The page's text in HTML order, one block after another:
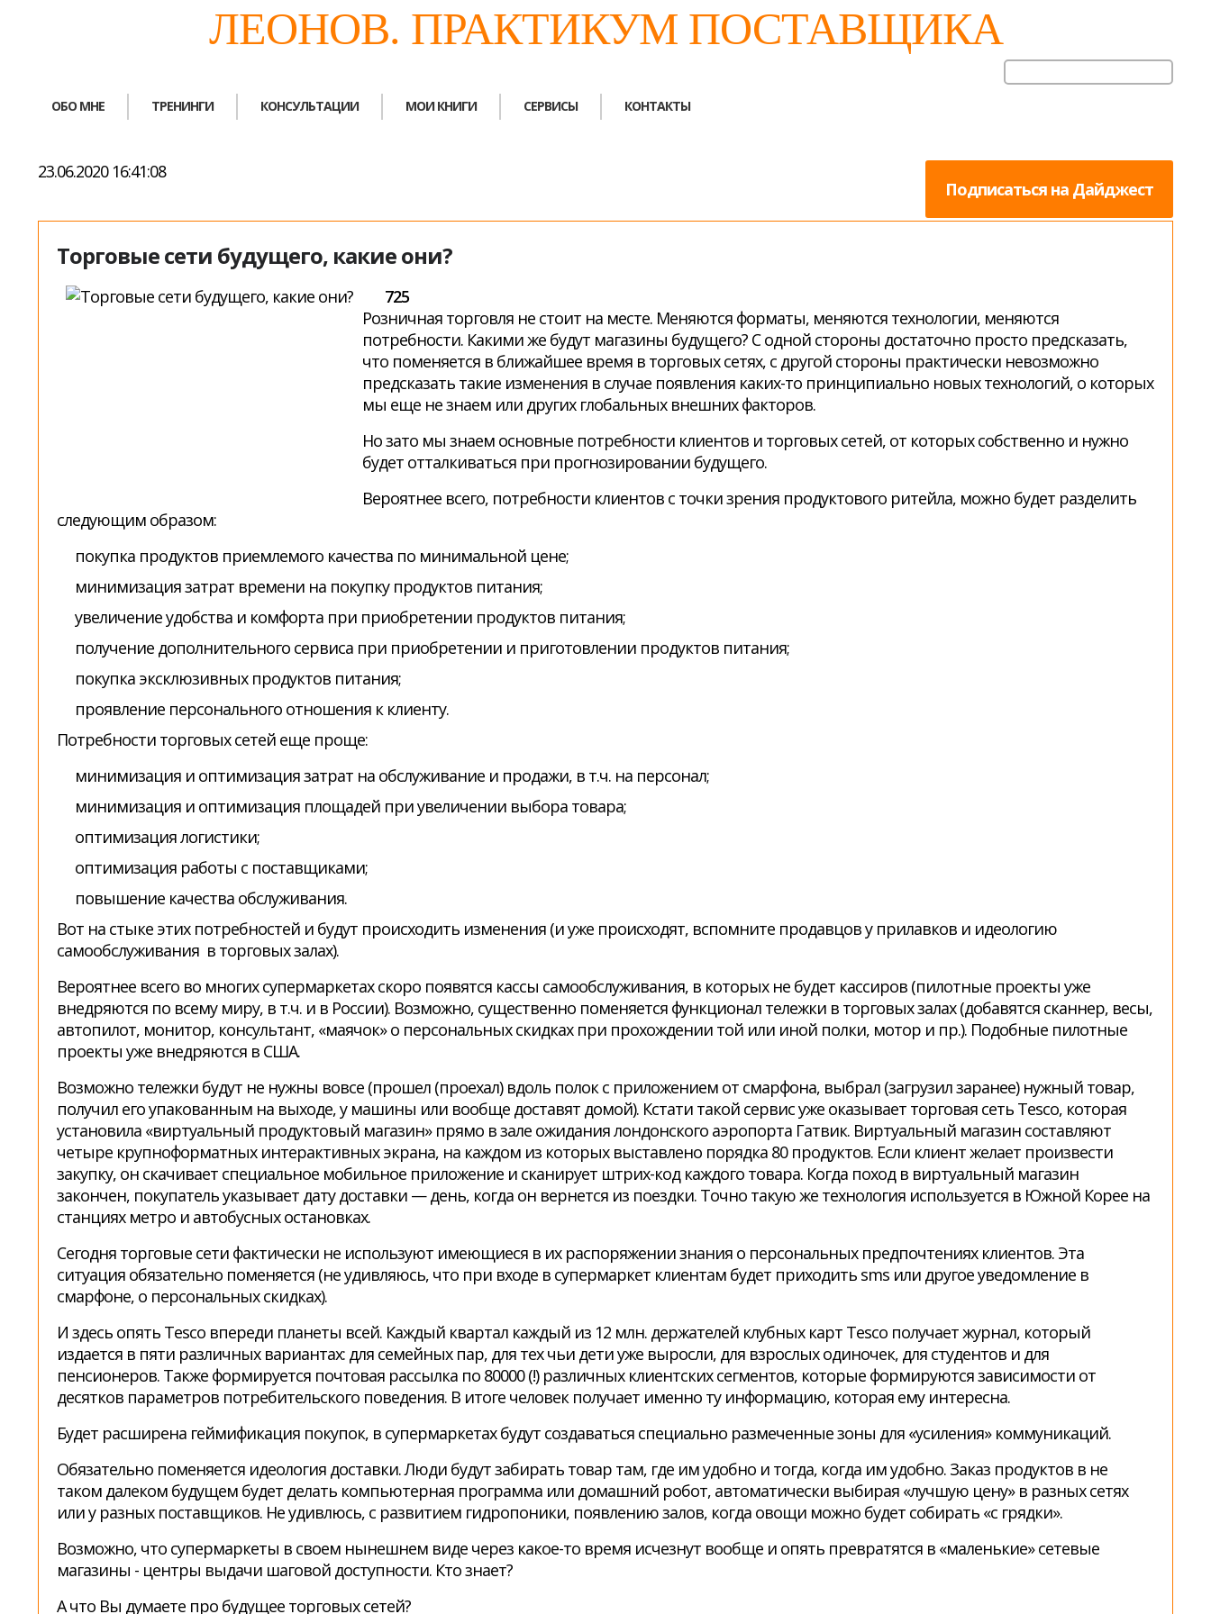
ЛЕОНОВ. ПРАКТИКУМ ПОСТАВЩИКА
ОБО МНЕ ТРЕНИНГИ КОНСУЛЬТАЦИИ МОИ КНИГИ СЕРВИСЫ КОНТАКТЫ
23.06.2020 16:41:08
Подписаться на Дайджест
Торговые сети будущего, какие они?
725
Розничная торговля не стоит на месте. Меняются форматы, меняются технологии, меняются
потребности. Какими же будут магазины будущего? С одной стороны достаточно просто предсказать,
что поменяется в ближайшее время в торговых сетях, с другой стороны практически невозможно
предсказать такие изменения в случае появления каких-то принципиально новых технологий, о которых
мы еще не знаем или других глобальных внешних факторов.
Но зато мы знаем основные потребности клиентов и торговых сетей, от которых собственно и нужно
будет отталкиваться при прогнозировании будущего.
Вероятнее всего, потребности клиентов с точки зрения продуктового ритейла, можно будет разделить
следующим образом:
покупка продуктов приемлемого качества по минимальной цене;
минимизация затрат времени на покупку продуктов питания;
увеличение удобства и комфорта при приобретении продуктов питания;
получение дополнительного сервиса при приобретении и приготовлении продуктов питания;
покупка эксклюзивных продуктов питания;
проявление персонального отношения к клиенту.
Потребности торговых сетей еще проще:
минимизация и оптимизация затрат на обслуживание и продажи, в т.ч. на персонал;
минимизация и оптимизация площадей при увеличении выбора товара;
оптимизация логистики;
оптимизация работы с поставщиками;
повышение качества обслуживания.
Вот на стыке этих потребностей и будут происходить изменения (и уже происходят, вспомните продавцов у прилавков и идеологию
самообслуживания в торговых залах).
Вероятнее всего во многих супермаркетах скоро появятся кассы самообслуживания, в которых не будет кассиров (пилотные проекты уже
внедряются по всему миру, в т.ч. и в России). Возможно, существенно поменяется функционал тележки в торговых залах (добавятся сканнер, весы,
автопилот, монитор, консультант, «маячок» о персональных скидках при прохождении той или иной полки, мотор и пр.). Подобные пилотные
проекты уже внедряются в США.
Возможно тележки будут не нужны вовсе (прошел (проехал) вдоль полок с приложением от смарфона, выбрал (загрузил заранее) нужный товар,
получил его упакованным на выходе, у машины или вообще доставят домой). Кстати такой сервис уже оказывает торговая сеть Tesco, которая
установила «виртуальный продуктовый магазин» прямо в зале ожидания лондонского аэропорта Гатвик. Виртуальный магазин составляют
четыре крупноформатных интерактивных экрана, на каждом из которых выставлено порядка 80 продуктов. Если клиент желает произвести
закупку, он скачивает специальное мобильное приложение и сканирует штрих-код каждого товара. Когда поход в виртуальный магазин
закончен, покупатель указывает дату доставки — день, когда он вернется из поездки. Точно такую же технология используется в Южной Корее на
станциях метро и автобусных остановках.
Сегодня торговые сети фактически не используют имеющиеся в их распоряжении знания о персональных предпочтениях клиентов. Эта
ситуация обязательно поменяется (не удивляюсь, что при входе в супермаркет клиентам будет приходить sms или другое уведомление в
смарфоне, о персональных скидках).
И здесь опять Tesco впереди планеты всей. Каждый квартал каждый из 12 млн. держателей клубных карт Tesco получает журнал, который
издается в пяти различных вариантах: для семейных пар, для тех чьи дети уже выросли, для взрослых одиночек, для студентов и для
пенсионеров. Также формируется почтовая рассылка по 80000 (!) различных клиентских сегментов, которые формируются зависимости от
десятков параметров потребительского поведения. В итоге человек получает именно ту информацию, которая ему интересна.
Будет расширена геймификация покупок, в супермаркетах будут создаваться специально размеченные зоны для «усиления» коммуникаций.
Обязательно поменяется идеология доставки. Люди будут забирать товар там, где им удобно и тогда, когда им удобно. Заказ продуктов в не
таком далеком будущем будет делать компьютерная программа или домашний робот, автоматически выбирая «лучшую цену» в разных сетях
или у разных поставщиков. Не удивлюсь, с развитием гидропоники, появлению залов, когда овощи можно будет собирать «с грядки».
Возможно, что супермаркеты в своем нынешнем виде через какое-то время исчезнут вообще и опять превратятся в «маленькие» сетевые
магазины - центры выдачи шаговой доступности. Кто знает?
А что Вы думаете про будущее торговых сетей?